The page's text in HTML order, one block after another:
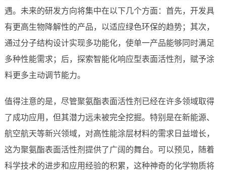
遇。未来的研发方向将集中在以下几个方面：首先，开发具
有更高生物降解性的产品，以适应绿色环保的趋势；其次，
通过分子结构设计实现多功能化，使单一产品能够同时满足
多种性能需求；后，探索智能化响应型表面活性剂，赋予涂
料更多主动调节能力。
值得注意的是，尽管聚氨酯表面活性剂已经在许多领域取得
了成功应用，但其潜力远未被完全挖掘。特别是在新能源、
航空航天等新兴领域，对高性能涂层材料的需求日益增长，
这为聚氨酯表面活性剂提供了广阔的舞台。可以预见，随着
科学技术的进步和应用经验的积累，这种神奇的化学物质将